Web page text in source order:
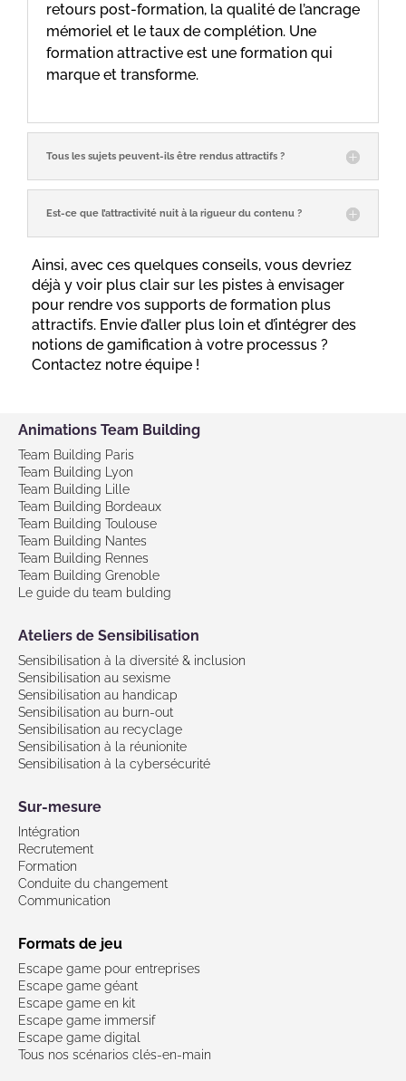
retours post-formation, la qualité de l’ancrage
mémoriel et le taux de complétion. Une
formation attractive est une formation qui
marque et transforme.
Tous les sujets peuvent-ils être rendus attractifs ?
Est-ce que l’attractivité nuit à la rigueur du contenu ?
Ainsi, avec ces quelques conseils, vous devriez
déjà y voir plus clair sur les pistes à envisager
pour rendre vos supports de formation plus
attractifs. Envie d’aller plus loin et d’intégrer des
notions de gamification à votre processus ?
Contactez notre équipe !
Animations Team Building
Team Building Paris
Team Building Lyon
Team Building Lille
Team Building Bordeaux
Team Building Toulouse
Team Building Nantes
Team Building Rennes
Team Building Grenoble
Le guide du team bulding
Ateliers de Sensibilisation
Sensibilisation à la diversité & inclusion
Sensibilisation au sexisme
Sensibilisation au handicap
Sensibilisation au burn-out
Sensibilisation au recyclage
Sensibilisation à la réunionite
Sensibilisation à la cybersécurité
Sur-mesure
Intégration
Recrutement
Formation
Conduite du changement
Communication
Formats de jeu
Escape game pour entreprises
Escape game géant
Escape game en kit
Escape game immersif
Escape game digital
Tous nos scénarios clés-en-main